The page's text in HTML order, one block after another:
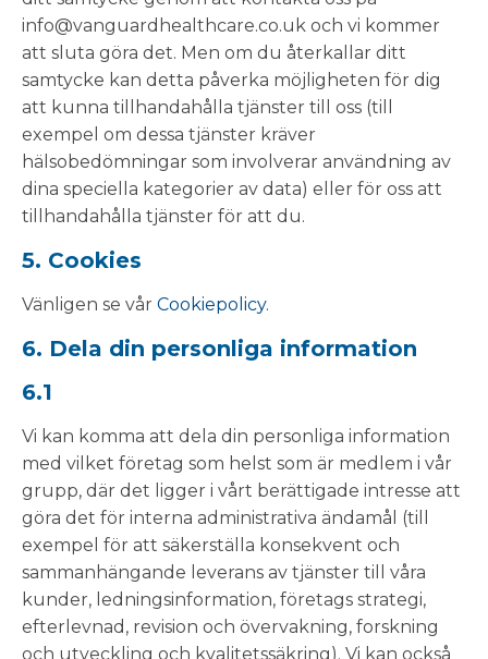
info@vanguardhealthcare.co.uk och vi kommer
att sluta göra det. Men om du återkallar ditt
samtycke kan detta påverka möjligheten för dig
att kunna tillhandahålla tjänster till oss (till
exempel om dessa tjänster kräver
hälsobedömningar som involverar användning av
dina speciella kategorier av data) eller för oss att
tillhandahålla tjänster för att du.
5. Cookies
Vänligen se vår Cookiepolicy.
6. Dela din personliga information
6.1
Vi kan komma att dela din personliga information
med vilket företag som helst som är medlem i vår
grupp, där det ligger i vårt berättigade intresse att
göra det för interna administrativa ändamål (till
exempel för att säkerställa konsekvent och
sammanhängande leverans av tjänster till våra
kunder, ledningsinformation, företags strategi,
efterlevnad, revision och övervakning, forskning
och utveckling och kvalitetssäkring). Vi kan också